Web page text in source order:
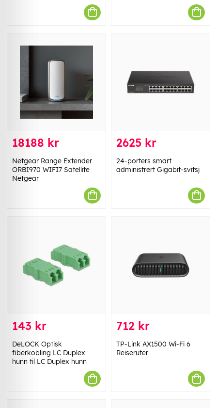
18188 kr
Netgear Range Extender
ORBI970 WIFI7 Satellite
Netgear
2625 kr
24-porters smart
administrert Gigabit-svitsj
143 kr
DeLOCK Optisk
fiberkobling LC Duplex
hunn til LC Duplex hunn
712 kr
TP-Link AX1500 Wi-Fi 6
Reiseruter